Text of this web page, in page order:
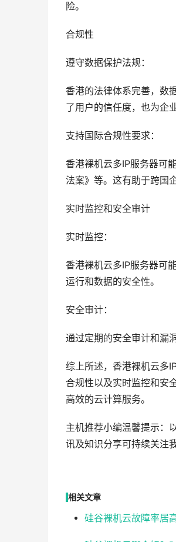
险。
合规性
遵守数据保护法规：
香港的法律体系完善，数
了用户的信任度，也为企
支持国际合规性要求：
香港裸机云多IP服务器可
法案》等。这有助于跨国
实时监控和安全审计
实时监控：
香港裸机云多IP服务器可
运行和数据的安全性。
安全审计：
通过定期的安全审计和漏
综上所述，香港裸机云多
合规性以及实时监控和安
高效的云计算服务。
主机推荐小编温馨提示：
讯及知识分享可持续关注
相关文章
硅谷裸机云故障率居